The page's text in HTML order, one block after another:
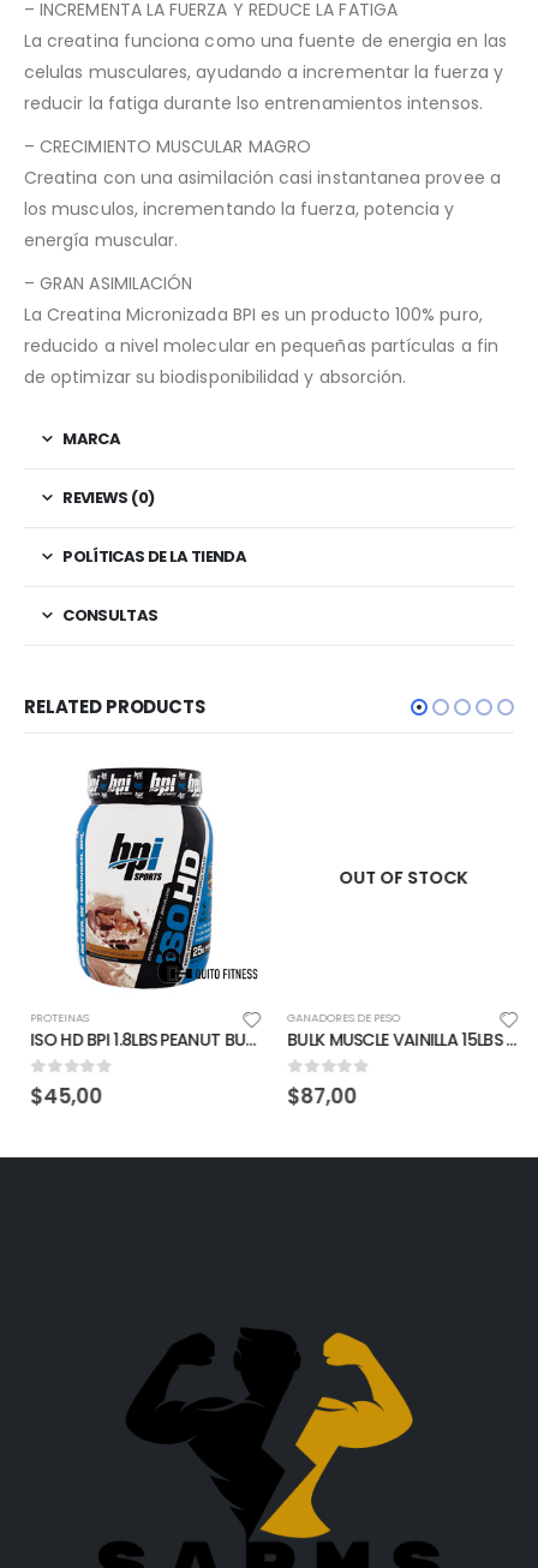
– INCREMENTA LA FUERZA Y REDUCE LA FATIGA
La creatina funciona como una fuente de energia en las
celulas musculares, ayudando a incrementar la fuerza y
reducir la fatiga durante lso entrenamientos intensos.
– CRECIMIENTO MUSCULAR MAGRO
Creatina con una asimilación casi instantanea provee a
los musculos, incrementando la fuerza, potencia y
energía muscular.
– GRAN ASIMILACIÓN
La Creatina Micronizada BPI es un producto 100% puro,
reducido a nivel molecular en pequeñas partículas a fin
de optimizar su biodisponibilidad y absorción.
MARCA
REVIEWS (0)
POLÍTICAS DE LA TIENDA
CONSULTAS
RELATED PRODUCTS
PROTEINAS
ISO HD BPI 1.8LBS PEANUT BUTTER CANDY BAR
out of 5
$45,00
OUT OF STOCK
GANADORES DE PESO
BULK MUSCLE VAINILLA 15LBS BPI
out of 5
$87,00